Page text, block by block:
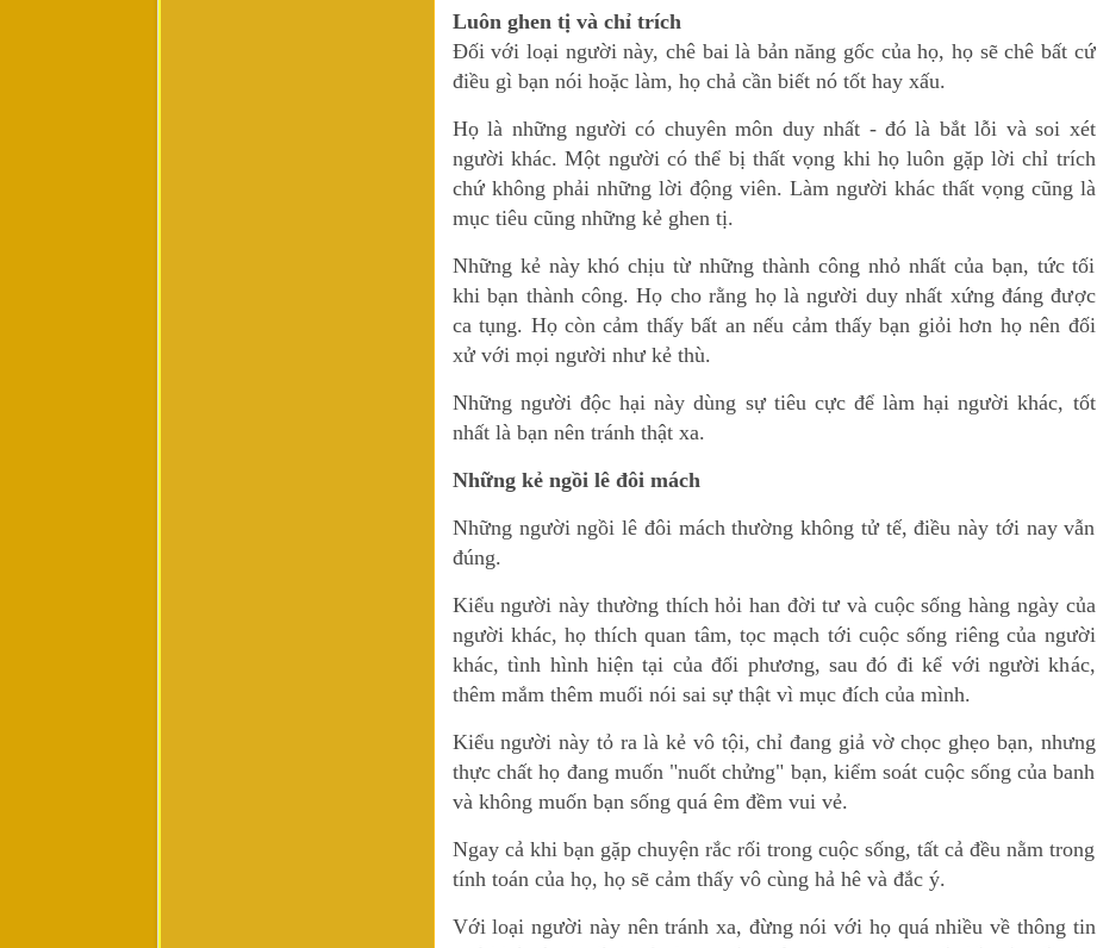
Luôn ghen tị và chỉ trích
Đối với loại người này, chê bai là bản năng gốc của họ, họ sẽ chê bất cứ
điều gì bạn nói hoặc làm, họ chả cần biết nó tốt hay xấu.
Họ là những người có chuyên môn duy nhất - đó là bắt lỗi và soi xét
người khác. Một người có thể bị thất vọng khi họ luôn gặp lời chỉ trích
chứ không phải những lời động viên. Làm người khác thất vọng cũng là
mục tiêu cũng những kẻ ghen tị.
Những kẻ này khó chịu từ những thành công nhỏ nhất của bạn, tức tối
khi bạn thành công. Họ cho rằng họ là người duy nhất xứng đáng được
ca tụng. Họ còn cảm thấy bất an nếu cảm thấy bạn giỏi hơn họ nên đối
xử với mọi người như kẻ thù.
Những người độc hại này dùng sự tiêu cực để làm hại người khác, tốt
nhất là bạn nên tránh thật xa.
Những kẻ ngồi lê đôi mách
Những người ngồi lê đôi mách thường không tử tế, điều này tới nay vẫn
đúng.
Kiểu người này thường thích hỏi han đời tư và cuộc sống hàng ngày của
người khác, họ thích quan tâm, tọc mạch tới cuộc sống riêng của người
khác, tình hình hiện tại của đối phương, sau đó đi kể với người khác,
thêm mắm thêm muối nói sai sự thật vì mục đích của mình.
Kiểu người này tỏ ra là kẻ vô tội, chỉ đang giả vờ chọc ghẹo bạn, nhưng
thực chất họ đang muốn "nuốt chửng" bạn, kiểm soát cuộc sống của banh
và không muốn bạn sống quá êm đềm vui vẻ.
Ngay cả khi bạn gặp chuyện rắc rối trong cuộc sống, tất cả đều nằm trong
tính toán của họ, họ sẽ cảm thấy vô cùng hả hê và đắc ý.
Với loại người này nên tránh xa, đừng nói với họ quá nhiều về thông tin